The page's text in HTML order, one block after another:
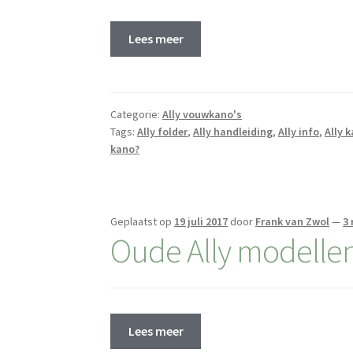
Lees meer
Categorie:Ally vouwkano's
Tags:Ally folder,Ally handleiding,Ally info,Ally
kano?
Geplaatst op 19 juli 2017 door Frank van Zwol — 3
Oude Ally
Lees meer